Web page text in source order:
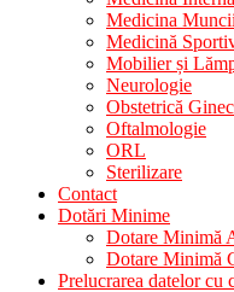
Medicina Muncii
Medicină
Mobilier și
Neurologie
Obstetrică
Oftalmologie
ORL
Sterilizare
Contact
Dotări Minime
Dotare Minimă
Dotare Minimă
Prelucrarea datelor cu